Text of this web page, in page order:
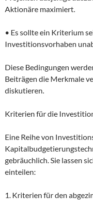
Aktionäre maximiert.
• Es sollte ein Kriterium
Investitionsvorhaben
Diese Bedingungen
Beiträgen die Merkmale
diskutieren.
Kriterien für die
Eine Reihe von
gebräuchlich. Sie lassen
einteilen:
1. Kriterien für den